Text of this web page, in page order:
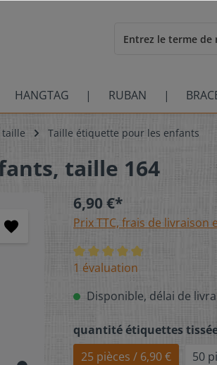
HANGTAG RUBAN
taille Taille étiquette pour les enfants
taille 164
6,90 €*
Prix TTC, frais de livraison
1 évaluation
Disponible, délai de
quantité étiquettes
25 pièces / 6,90 €
50